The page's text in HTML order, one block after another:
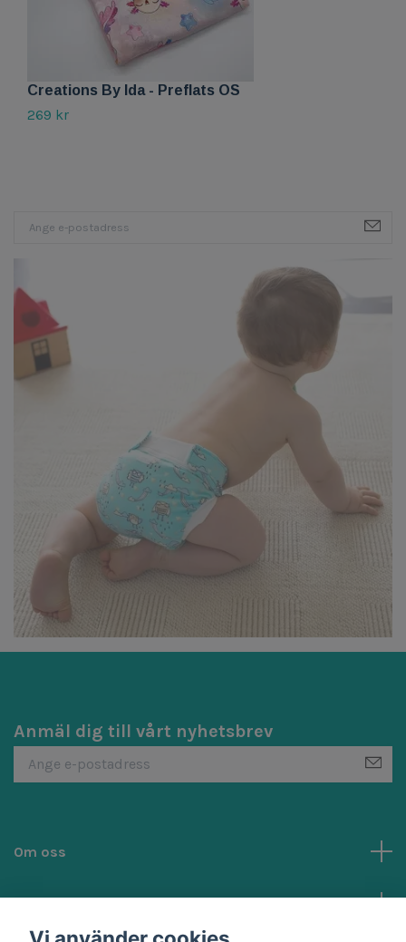
Creations By Ida - Preflats OS
269 kr
Anmäl dig till vårt nyhetsbrev
Om oss
Kundtjänst